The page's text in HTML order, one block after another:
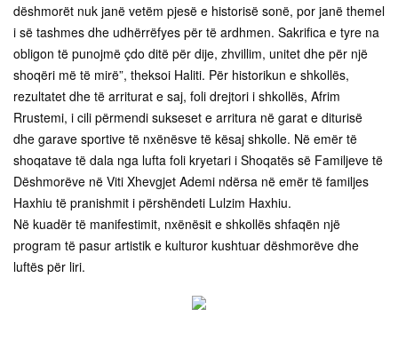
dëshmorët nuk janë vetëm pjesë e historisë sonë, por janë themel
i së tashmes dhe udhërrëfyes për të ardhmen. Sakrifica e tyre na
obligon të punojmë çdo ditë për dije, zhvillim, unitet dhe për një
shoqëri më të mirë”, theksoi Haliti. Për historikun e shkollës,
rezultatet dhe të arriturat e saj, foli drejtori i shkollës, Afrim
Rrustemi, i cili përmendi sukseset e arritura në garat e diturisë
dhe garave sportive të nxënësve të kësaj shkolle. Në emër të
shoqatave të dala nga lufta foli kryetari i Shoqatës së Familjeve të
Dëshmorëve në Viti Xhevgjet Ademi ndërsa në emër të familjes
Haxhiu të pranishmit i përshëndeti Lulzim Haxhiu.
Në kuadër të manifestimit, nxënësit e shkollës shfaqën një
program të pasur artistik e kulturor kushtuar dëshmorëve dhe
luftës për liri.